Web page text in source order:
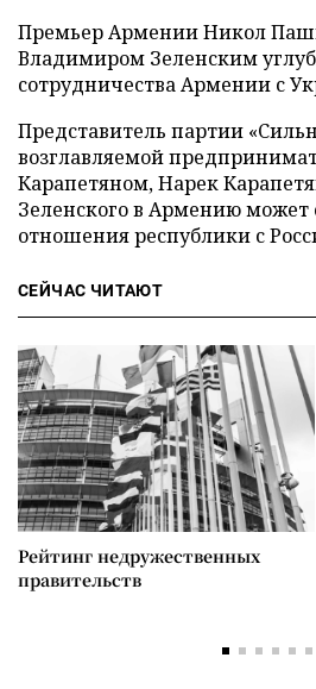
Премьер Армении Никол
Владимиром Зеленским
сотрудничества Армении с
Представитель партии
возглавляемой
Карапетяном, Нарек
Зеленского в Армению может
отношения республики с
СЕЙЧАС ЧИТАЮТ
Рейтинг недружественных
правительств